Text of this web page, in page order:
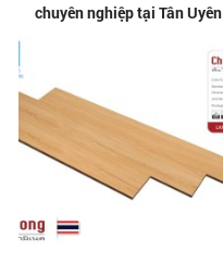
chuyên nghiệp tại Tân Uyên